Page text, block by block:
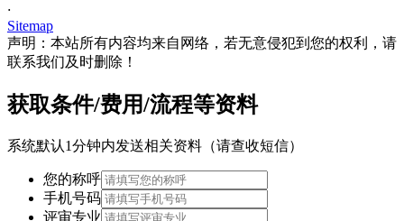
·
Sitemap
声明：本站所有内容均来自网络，若无意侵犯到您的权利，请
联系我们及时删除！
获取条件/费用/流程等资料
系统默认1分钟内发送相关资料（请查收短信）
您的称呼
手机号码
评审专业